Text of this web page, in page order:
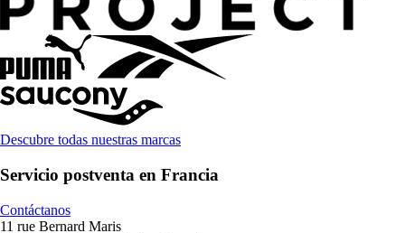
Descubre todas nuestras marcas
Servicio postventa en Francia
Contáctanos
11 rue Bernard Maris